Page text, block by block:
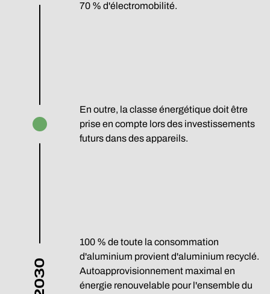
2030
70 % d'électromobilité.
En outre, la classe énergétique doit être
prise en compte lors des investissements
futurs dans des appareils.
100 % de toute la consommation
d'aluminium provient d'aluminium recyclé.
Autoapprovisionnement maximal en
énergie renouvelable pour l'ensemble du